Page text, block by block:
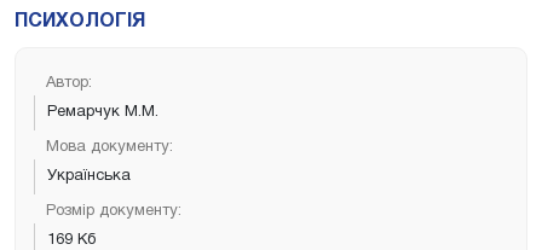
ПСИХОЛОГІЯ
Автор:
Ремарчук М.М.
Мова документу:
Українська
Розмір документу:
169 Кб